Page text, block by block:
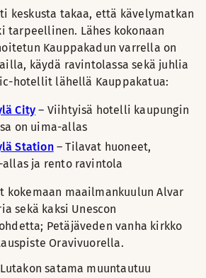
keskusta takaa, että kävelymatkan
tarpeellinen. Lähes kokonaan
Kauppakadun varrella on
käydä ravintolassa sekä juhlia
hotellit lähellä Kauppakatua:
City – Viihtyisä hotelli kaupungin
on uima-allas
Station– Tilavat huoneet,
ja rento ravintola
kokemaan maailmankuulun Alvar
sekä kaksi Unescon
Petäjäveden vanha kirkko
Oravivuorella.
satama muuntautuu